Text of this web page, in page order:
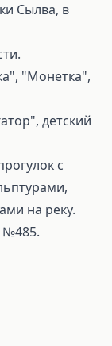
Сылва, в
"Монетка",
детский
с
на реку.
№485.